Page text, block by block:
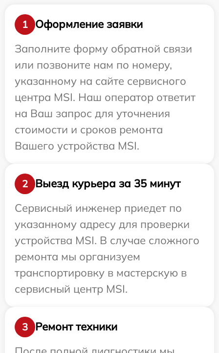
1
Оформление заявки
Заполните форму обратной связи
или позвоните нам по номеру,
указанному на сайте сервисного
центра MSI. Наш оператор ответит
на Ваш запрос для уточнения
стоимости и сроков ремонта
Вашего устройства MSI.
2
Выезд курьера за 35 минут
Сервисный инженер приедет по
указанному адресу для проверки
устройства MSI. В случае сложного
ремонта мы организуем
транспортировку в мастерскую в
сервисный центр MSI.
3
Ремонт техники